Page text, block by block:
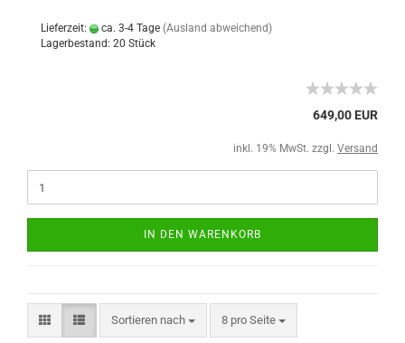
Lieferzeit: ca. 3-4 Tage (Ausland abweichend)
Lagerbestand: 20 Stück
649,00 EUR
inkl. 19% MwSt. zzgl. Versand
IN DEN WARENKORB
Sortieren nach 8 pro Seite